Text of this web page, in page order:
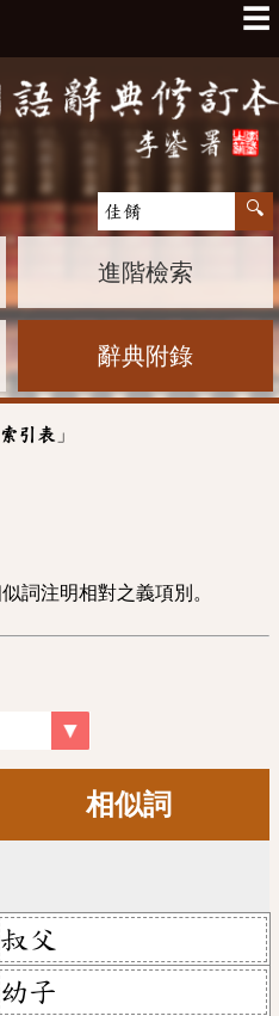
☰
進階檢索
辭典附錄
引表 」
詞注明相對之義項別。
相似詞
叔父
幼子